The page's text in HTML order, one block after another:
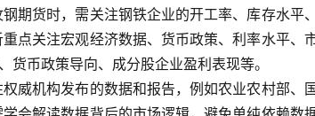
期货时，需关注钢铁企业的开工率、库存水平
点关注宏观经济数据、货币政策、利率水平、
币政策导向、成分股企业盈利表现等。
威机构发布的数据和报告，例如农业农村部、